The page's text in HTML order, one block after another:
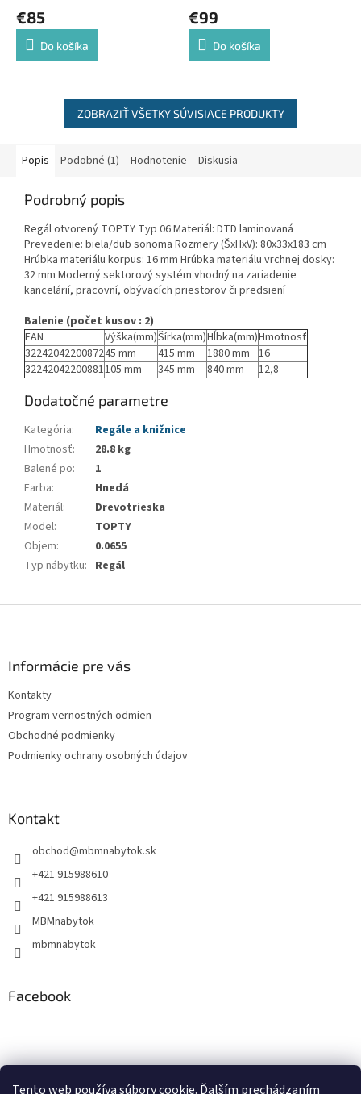
Tento web používa súbory cookie. Ďalším prechádzaním
€85
Do košíka
€99
Do košíka
ZOBRAZIŤ VŠETKY SÚVISIACE PRODUKTY
Popis Podobné (1) Hodnotenie Diskusia
Podrobný popis
Regál otvorený TOPTY Typ 06 Materiál: DTD laminovaná
Prevedenie: biela/dub sonoma Rozmery (ŠxHxV): 80x33x183 cm
Hrúbka materiálu korpus: 16 mm Hrúbka materiálu vrchnej dosky:
32 mm Moderný sektorový systém vhodný na zariadenie
kancelárií, pracovní, obývacích priestorov či predsiení
Balenie (počet kusov : 2)
EAN
Výška(mm)Šírka(mm)Hĺbka(mm)Hmotnosť
3224204220087245 mm 415 mm 1880 mm 16
32242042200881105 mm 345 mm 840 mm 12,8
Dodatočné parametre
Kategória:
Regále a knižnice
Hmotnosť:
28.8 kg
Balené po:
1
Farba:
Hnedá
Materiál:
Drevotrieska
Model:
TOPTY
Objem:
0.0655
Typ nábytku: Regál
Informácie pre vás
Kontakty
Program vernostných odmien
Obchodné podmienky
Podmienky ochrany osobných údajov
Kontakt
obchod@mbmnabytok.sk
+421 915988610
+421 915988613
MBMnabytok
mbmnabytok
Facebook
Nákupný košík